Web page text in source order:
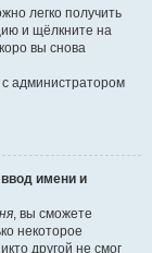
легко получить
и щёлкните на
вы снова
с администратором
имени и
, вы сможете
некоторое
другой не смог